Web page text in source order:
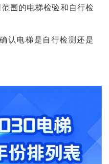
围的电梯检验和自行检
认电梯是自行检测还是